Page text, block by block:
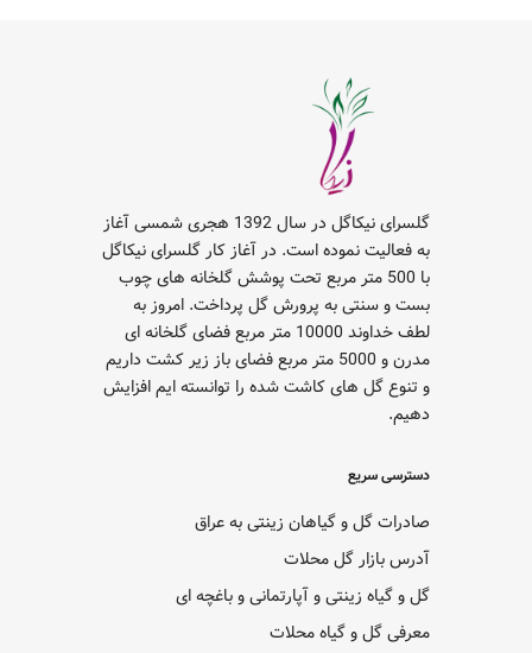
گلسرای نیکاگل در سال 1392 هجری شمسی آغاز
به فعالیت نموده است. در آغاز کار گلسرای نیکاگل
با 500 متر مربع تحت پوشش گلخانه های چوب
بست و سنتی به پرورش گل پرداخت. امروز به
لطف خداوند 10000 متر مربع فضای گلخانه ای
مدرن و 5000 متر مربع فضای باز زیر کشت داریم
و تنوع گل های کاشت شده را توانسته ایم افزایش
دهیم.
دسترسی سریع
صادرات گل و گیاهان زینتی به عراق
آدرس بازار گل محلات
گل و گیاه زینتی و آپارتمانی و باغچه ای
معرفی گل و گیاه محلات